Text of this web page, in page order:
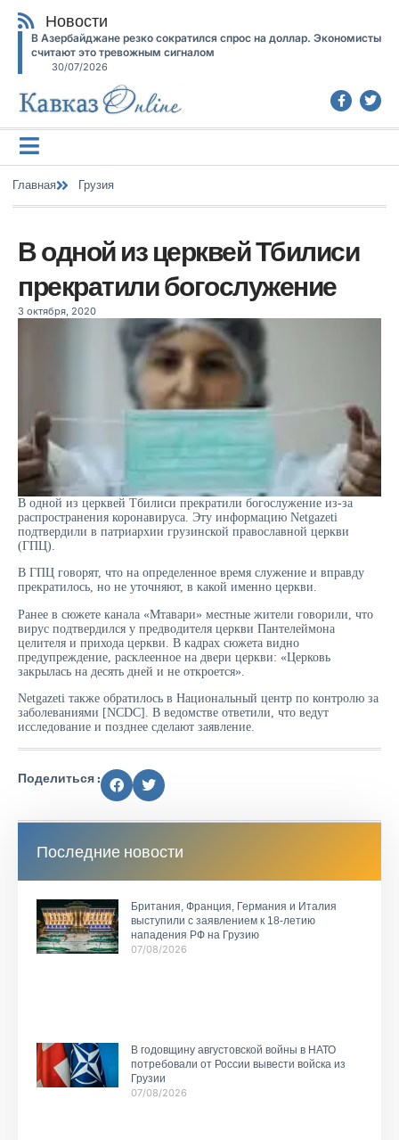
Новости
В Азербайджане резко сократился спрос на доллар. Экономисты
считают это тревожным сигналом
30/07/2026
Главная Грузия
В одной из церквей Тбилиси
прекратили богослужение
3 октября, 2020
В одной из церквей Тбилиси прекратили богослужение из-за
распространения коронавируса. Эту информацию Netgazeti
подтвердили в патриархии грузинской православной церкви
(ГПЦ).
В ГПЦ говорят, что на определенное время служение и вправду
прекратилось, но не уточняют, в какой именно церкви.
Ранее в сюжете канала «Мтавари» местные жители говорили, что
вирус подтвердился у предводителя церкви Пантелеймона
целителя и прихода церкви. В кадрах сюжета видно
предупреждение, расклеенное на двери церкви: «Церковь
закрылась на десять дней и не откроется».
Netgazeti также обратилось в Национальный центр по контролю за
заболеваниями [NCDC]. В ведомстве ответили, что ведут
исследование и позднее сделают заявление.
Поделиться :
Последние новости
Британия, Франция, Германия и Италия
выступили с заявлением к 18-летию
нападения РФ на Грузию
07/08/2026
В годовщину августовской войны в НАТО
потребовали от России вывести войска из
Грузии
07/08/2026